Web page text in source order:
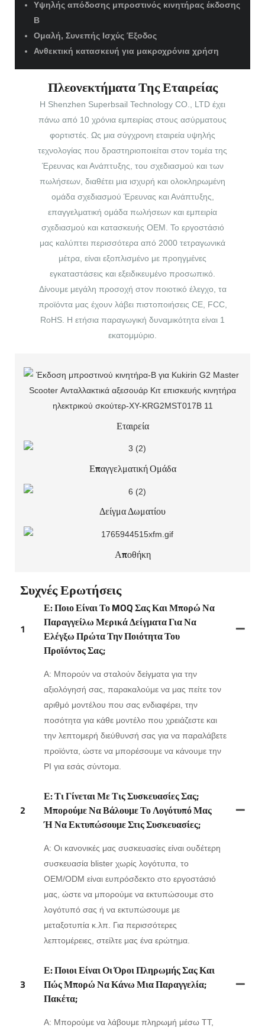
Υψηλής απόδοσης μπροστινός κινητήρας έκδοσης
Β
Ομαλή, Συνεπής Ισχύς Έξοδος
Ανθεκτική κατασκευή για μακροχρόνια χρήση
Πλεονεκτήματα Της Εταιρείας
Η Shenzhen Superbsail Technology CO., LTD έχει
πάνω από 10 χρόνια εμπειρίας στους ασύρματους
φορτιστές. Ως μια σύγχρονη εταιρεία υψηλής
τεχνολογίας που δραστηριοποιείται στον τομέα της
Έρευνας και Ανάπτυξης, του σχεδιασμού και των
πωλήσεων, διαθέτει μια ισχυρή και ολοκληρωμένη
ομάδα σχεδιασμού Έρευνας και Ανάπτυξης,
επαγγελματική ομάδα πωλήσεων και εμπειρία
σχεδιασμού και κατασκευής OEM. Το εργοστάσιό
μας καλύπτει περισσότερα από 2000 τετραγωνικά
μέτρα, είναι εξοπλισμένο με προηγμένες
εγκαταστάσεις και εξειδικευμένο προσωπικό.
Δίνουμε μεγάλη προσοχή στον ποιοτικό έλεγχο, τα
προϊόντα μας έχουν λάβει πιστοποιήσεις CE, FCC,
RoHS. Η ετήσια παραγωγική δυναμικότητα είναι 1
εκατομμύριο.
Εταιρεία
Επαγγελματική Ομάδα
Δείγμα Δωματίου
Αποθήκη
Συχνές Ερωτήσεις
1
Ε: Ποιο Είναι Το MOQ Σας Και Μπορώ Να
Παραγγείλω Μερικά Δείγματα Για Να
Ελέγξω Πρώτα Την Ποιότητα Του
Προϊόντος Σας;
Α: Μπορούν να σταλούν δείγματα για την
αξιολόγησή σας, παρακαλούμε να μας πείτε τον
αριθμό μοντέλου που σας ενδιαφέρει, την
ποσότητα για κάθε μοντέλο που χρειάζεστε και
την λεπτομερή διεύθυνσή σας για να παραλάβετε
προϊόντα, ώστε να μπορέσουμε να κάνουμε την
PI για εσάς σύντομα.
2
Ε: Τι Γίνεται Με Τις Συσκευασίες Σας;
Μπορούμε Να Βάλουμε Το Λογότυπό Μας
Ή Να Εκτυπώσουμε Στις Συσκευασίες;
Α: Οι κανονικές μας συσκευασίες είναι ουδέτερη
συσκευασία blister χωρίς λογότυπα, το
OEM/ODM είναι ευπρόσδεκτο στο εργοστάσιό
μας, ώστε να μπορούμε να εκτυπώσουμε στο
λογότυπό σας ή να εκτυπώσουμε με
μεταξοτυπία κ.λπ. Για περισσότερες
λεπτομέρειες, στείλτε μας ένα ερώτημα.
3
Ε: Ποιοι Είναι Οι Όροι Πληρωμής Σας Και
Πώς Μπορώ Να Κάνω Μια Παραγγελία;
Πακέτα;
Α: Μπορούμε να λάβουμε πληρωμή μέσω TT,